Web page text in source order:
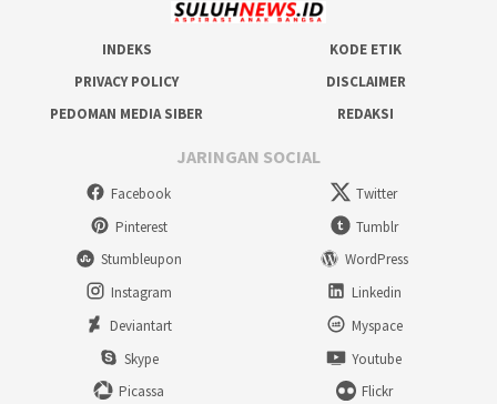
INDEKS
KODE ETIK
PRIVACY POLICY
DISCLAIMER
PEDOMAN MEDIA SIBER
REDAKSI
JARINGAN SOCIAL
Facebook
Twitter
Pinterest
Tumblr
Stumbleupon
WordPress
Instagram
Linkedin
Deviantart
Myspace
Skype
Youtube
Picassa
Flickr